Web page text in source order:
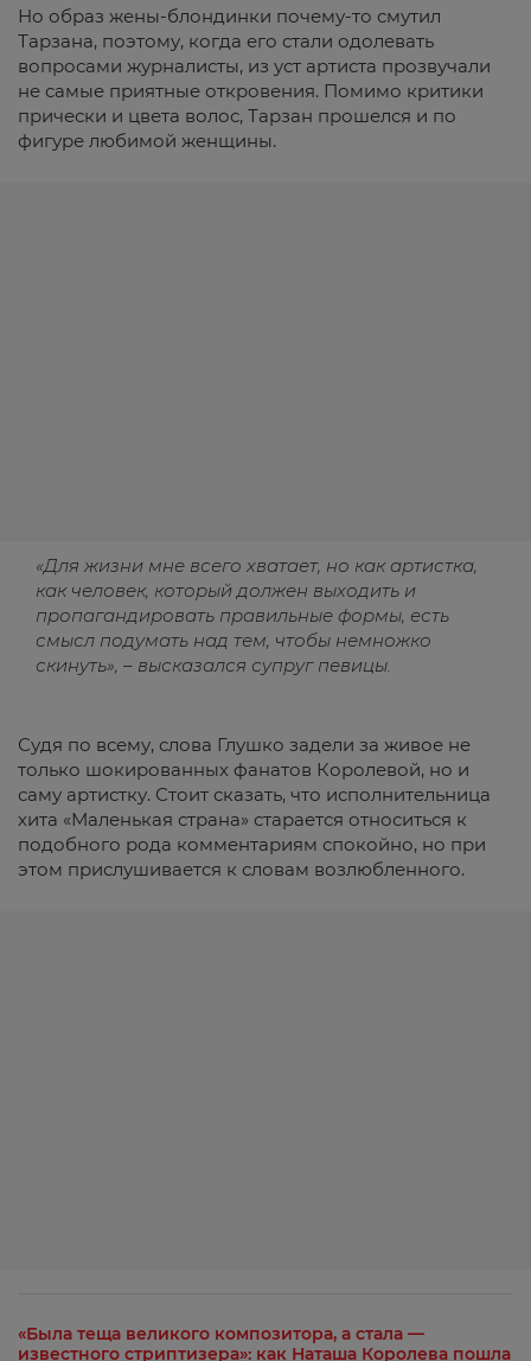
Но образ жены-блондинки почему-то смутил
Тарзана, поэтому, когда его стали одолевать
вопросами журналисты, из уст артиста прозвучали
не самые приятные откровения. Помимо критики
прически и цвета волос, Тарзан прошелся и по
фигуре любимой женщины.
«Для жизни мне всего хватает, но как артистка,
как человек, который должен выходить и
пропагандировать правильные формы, есть
смысл подумать над тем, чтобы немножко
скинуть», – высказался супруг певицы.
Судя по всему, слова Глушко задели за живое не
только шокированных фанатов Королевой, но и
саму артистку. Стоит сказать, что исполнительница
хита «Маленькая страна» старается относиться к
подобного рода комментариям спокойно, но при
этом прислушивается к словам возлюбленного.
«Была теща великого композитора, а стала —
известного стриптизера»: как Наташа Королева пошла